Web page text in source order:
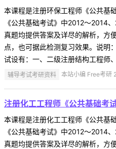
本课程是注册环保工程师《公共基
《公共基础考试》中2012～2014
真题均提供答案及详尽的解析，方
点，也可据此检测复习效果。说明
试设有：一、二级注册结构工程师
辅导考试考研资料 本站小编 Free考研
注册化工工程师《公共基础考
本课程是注册化工工程师《公共基
《公共基础考试》中2012～2014
真题均提供答案及详尽的解析，方